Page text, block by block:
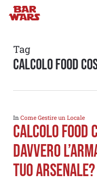
Skip
content
Tag
calcolo food
In Come Gestire un Locale
Calcolo food
davvero
tuo arsenale?